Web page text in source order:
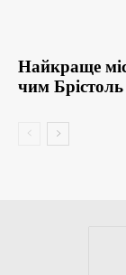
Найкраще
чим